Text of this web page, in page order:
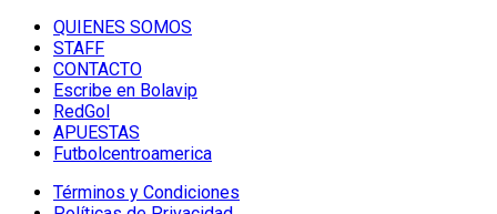
QUIENES SOMOS
STAFF
CONTACTO
Escribe en Bolavip
RedGol
APUESTAS
Futbolcentroamerica
Términos y Condiciones